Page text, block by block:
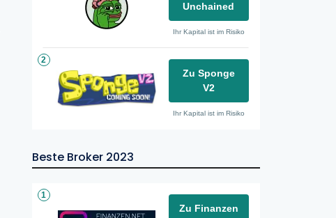
Unchained
Ihr Kapital ist im Risiko
2
Zu Sponge
V2
Ihr Kapital ist im Risiko
Beste Broker 2023
1
Zu Finanzen